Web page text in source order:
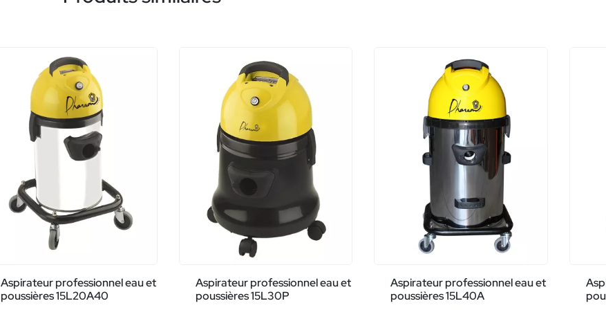
Aspirateur professionnel eau et
poussières 15L20A40
Aspirateur professionnel eau et
poussières 15L30P
Aspirateur professionnel eau et
poussières 15L40A